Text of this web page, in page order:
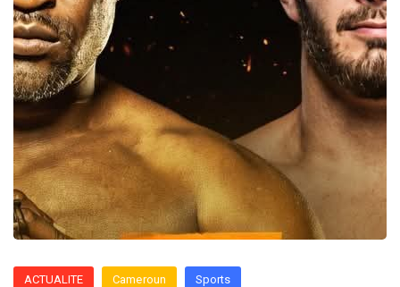
ACTUALITE Cameroun Sports